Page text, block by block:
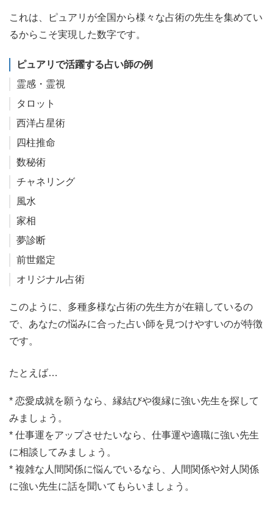
これは、ピュアリが全国から様々な占術の先生を集めてい
るからこそ実現した数字です。
ピュアリで活躍する占い師の例
霊感・霊視
タロット
西洋占星術
四柱推命
数秘術
チャネリング
風水
家相
夢診断
前世鑑定
オリジナル占術
このように、多種多様な占術の先生方が在籍しているの
で、あなたの悩みに合った占い師を見つけやすいのが特徴
です。
たとえば…
* 恋愛成就を願うなら、縁結びや復縁に強い先生を探して
みましょう。
* 仕事運をアップさせたいなら、仕事運や適職に強い先生
に相談してみましょう。
* 複雑な人間関係に悩んでいるなら、人間関係や対人関係
に強い先生に話を聞いてもらいましょう。